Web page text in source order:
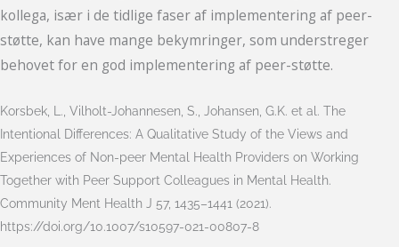
kollega, især i de tidlige faser af implementering af peer-
støtte, kan have mange bekymringer, som understreger
behovet for en god implementering af peer-støtte.
Korsbek, L., Vilholt-Johannesen, S., Johansen, G.K. et al. The
Intentional Differences: A Qualitative Study of the Views and
Experiences of Non-peer Mental Health Providers on Working
Together with Peer Support Colleagues in Mental Health.
Community Ment Health J 57, 1435–1441 (2021).
https://doi.org/10.1007/s10597-021-00807-8